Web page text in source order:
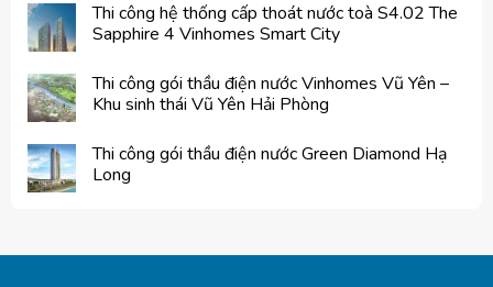
Thi công hệ thống cấp thoát nước toà S4.02 The
Sapphire 4 Vinhomes Smart City
Thi công gói thầu điện nước Vinhomes Vũ Yên –
Khu sinh thái Vũ Yên Hải Phòng
Thi công gói thầu điện nước Green Diamond Hạ
Long